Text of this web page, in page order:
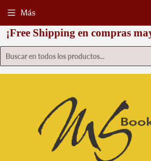
¡Free Shipping en compras
Más